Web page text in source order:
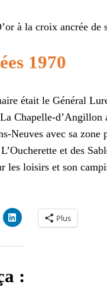
à la croix ancrée de
1970
était le Général
Chapelle-d’Angillon
Neuves avec sa zone
et des
les loisirs et son
Plus
: